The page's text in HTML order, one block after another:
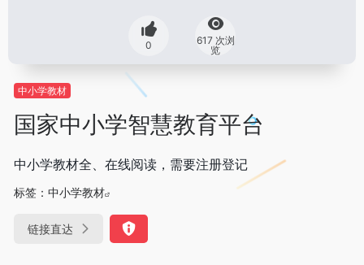
0
617 次浏
览
中小学教材
国家中小学智慧教育平台
中小学教材全、在线阅读，需要注册登记
标签： 中小学教材
链接直达